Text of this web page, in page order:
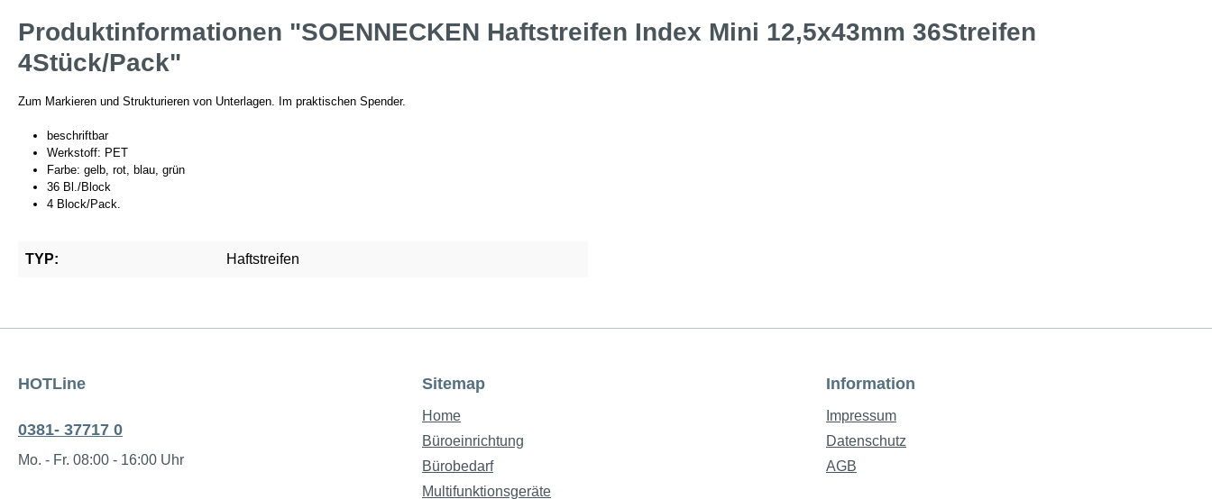
Produktinformationen "SOENNECKEN Haftstreifen Index Mini 12,5x43mm 36Streifen
4Stück/Pack"
Zum Markieren und Strukturieren von Unterlagen. Im praktischen Spender.
beschriftbar
Werkstoff: PET
Farbe: gelb, rot, blau, grün
36 Bl./Block
4 Block/Pack.
TYP: Haftstreifen
HOTLine
0381- 37717 0
Mo. - Fr. 08:00 - 16:00 Uhr
Sitemap
Home
Büroeinrichtung
Bürobedarf
Multifunktionsgeräte
Information
Impressum
Datenschutz
AGB